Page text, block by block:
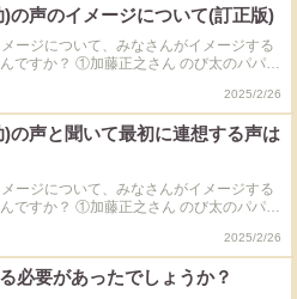
の声のイメージについて(訂正版)
ージについて、みなさんがイメージする
ん のび太のパパ
で13年担当。 病気を理由に1992年にの
を2005年まで13年担当。 「ドラえも
山のぶ代さんが2001年頃に高齢を理由
、ドラえもんの声優陣の刷新が決定。
期の話し合いの結果、2004年の春に正
し、翌年2005年(当時75歳)で、ドラえも
原乃梨子さん、しずか役の野村道子さん
太のパパ(野比のび助)を降板することが
から13年間演じ続けたのび太のパパ(野比
今年(2025年)で、松本保典さんがのび太
2025/2/26
の声と聞いて最初に連想する声は
ージについて、みなさんがイメージする
ん のび太のパパ
まで13年担当。 病気を理由に1992年にの
年まで13年担当。 「ドラえもん」で
代さんが2001年頃に高齢を理由に降板
2025/2/26
必要があったでしょうか？